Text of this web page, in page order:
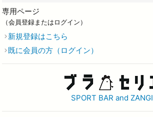
専用ページ
（会員登録またはログイン）
新規登録はこちら
既に会員の方（ログイン）
SPORT BAR and ZANGI